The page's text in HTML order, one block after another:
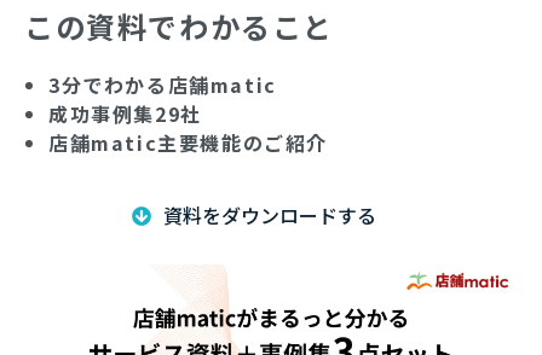
この資料でわかること
3分でわかる店舗matic
成功事例集29社
店舗matic主要機能のご紹介
資料をダウンロードする